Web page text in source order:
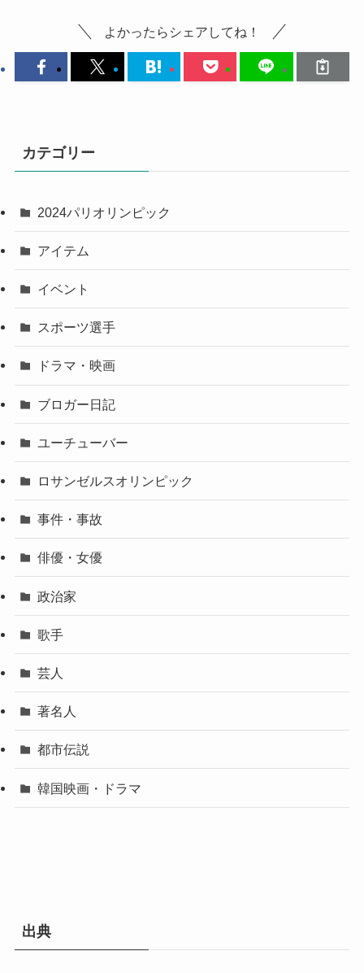
よかったらシェアしてね！
カテゴリー
2024パリオリンピック
アイテム
イベント
スポーツ選手
ドラマ・映画
ブロガー日記
ユーチューバー
ロサンゼルスオリンピック
事件・事故
俳優・女優
政治家
歌手
芸人
著名人
都市伝説
韓国映画・ドラマ
出典